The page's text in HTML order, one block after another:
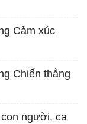
Cảm xúc
Chiến thắng
người, ca